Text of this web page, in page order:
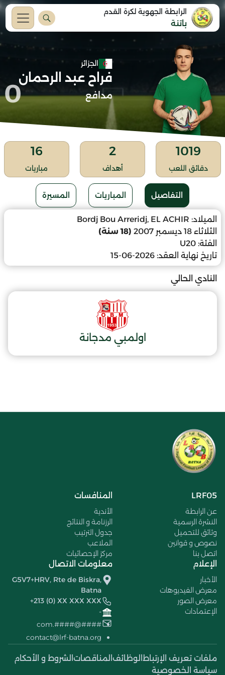
الرابطة الجهوية لكرة القدم
باتنة
الجزائر
فراح عبد الرحمان
مدافع 0
1019
دقائق اللعب
2
أهداف
16
مباريات
التفاصيل المباريات المسيرة
الميلاد: Bordj Bou Arreridj, EL ACHIR
الثلاثاء 18 ديسمبر 2007
(18 سنة)
الفئة: U20
تاريخ نهاية العقد: 2026-06-15
النادي الحالي
اولمبي مدجانة
LRF05
عن الرابطة
النشرة الرسمية
وثائق للتحميل
نصوص و قوانين
اتصل بنا
المنافسات
الأندية
الرزنامة و النتائج
جدول الترتيب
الملاعب
مركز الإحصائيات
الإعلام
الأخبار
معرض الفيديوهات
معرض الصور
الإعتمادات
معلومات الاتصال
G5V7+HRV, Rte de Biskra,
Batna
+213 (0) XX XXX XXX
-
####@####.com
contact@lrf-batna.org
ملفات تعريف الإرتباط الوظائف المناقصات الشروط و الأحكام
سياسة الخصوصية